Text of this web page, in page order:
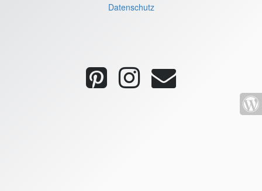
Datenschutz